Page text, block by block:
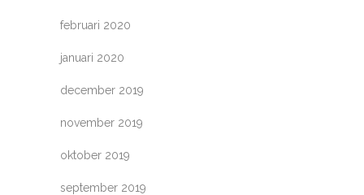
februari 2020
januari 2020
december 2019
november 2019
oktober 2019
september 2019